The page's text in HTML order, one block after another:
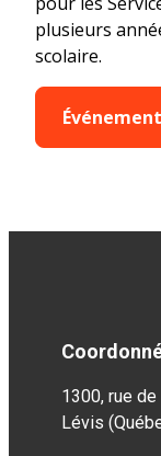
plusieurs
scolaire.
1300, rue de
Lévis